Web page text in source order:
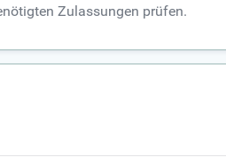
Zulassungen prüfen.